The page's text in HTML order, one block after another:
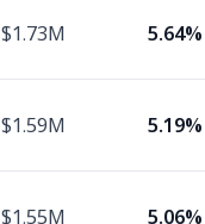
5.64%
$1.73M
5.19%
$1.59M
5.06%
$1.55M